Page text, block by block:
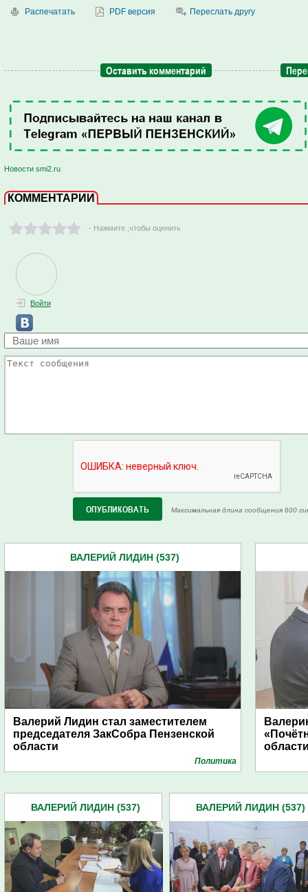
Распечатать PDF версия Переслать другу
Оставить комментарий
Новости smi2.ru
КОММЕНТАРИИ
- Нажмите ,чтобы оценить
Войти
Максимальная длина сообщения 600
ВАЛЕРИЙ ЛИДИН (537)
Валерий Лидин стал заместителем
председателя ЗакСобра Пензенской
области
Политика
ВАЛЕРИЙ ЛИДИН (537) ВАЛЕРИЙ ЛИДИН (537)